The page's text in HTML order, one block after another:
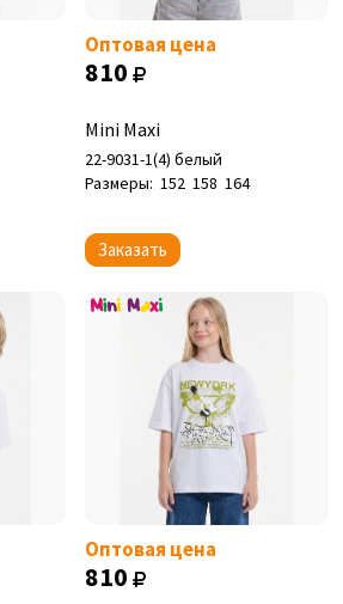
Оптовая цена
810
Mini Maxi
22-9031-1(4) белый
Размеры: 152 158 164
Заказать
Оптовая цена
810